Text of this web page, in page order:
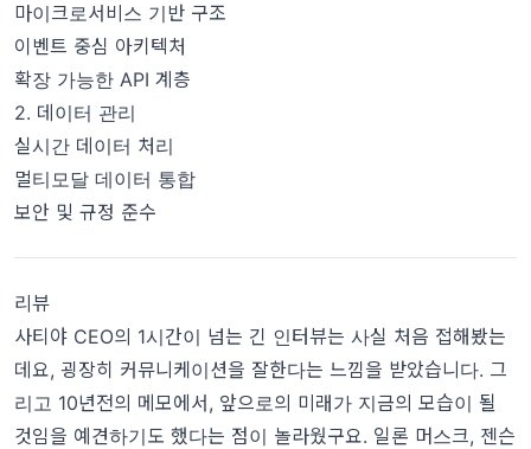
마이크로서비스 기반 구조
이벤트 중심 아키텍처
확장 가능한 API 계층
2. 데이터 관리
실시간 데이터 처리
멀티모달 데이터 통합
보안 및 규정 준수
리뷰
사티야 CEO의 1시간이 넘는 긴 인터뷰는 사실 처음 접해봤는
데요, 굉장히 커뮤니케이션을 잘한다는 느낌을 받았습니다. 그
리고 10년전의 메모에서, 앞으로의 미래가 지금의 모습이 될
것임을 예견하기도 했다는 점이 놀라웠구요. 일론 머스크, 젠슨